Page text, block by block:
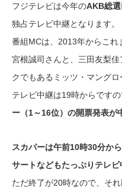
フジテレビは今年のAKB総
独占テレビ中継となります。
番組MCは、2013年からこれ
宮根誠司さんと、三田友梨
クでもあるミッツ・マングロ
テレビ中継は19時からですの
ー（1～16位）の開票発表が
スカパーは午前10時30分か
サートなどもたっぷりテレビ
ただ終了が20時なので、そ